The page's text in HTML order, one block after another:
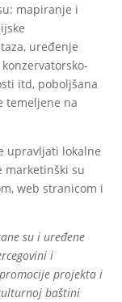
mapiranje i
uređenje
itd, poboljšana
temeljene na
upravljati lokalne
marketinški su
web stranicom i
su i uređene
i
projekta i
baštini